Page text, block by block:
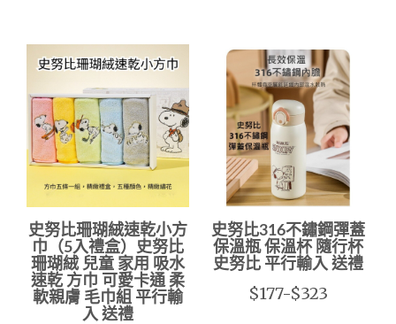
史努比珊瑚絨速乾小方
巾（5入禮盒）史努比
珊瑚絨 兒童 家用 吸水
速乾 方巾 可愛卡通 柔
軟親膚 毛巾組 平行輸
入 送禮
史努比316不鏽鋼彈蓋
保溫瓶 保溫杯 隨行杯
史努比 平行輸入 送禮
$177-$323